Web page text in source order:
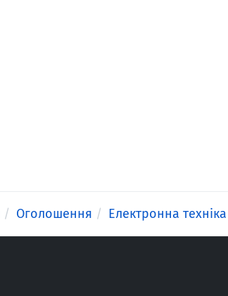
Оголошення Електронна техніка